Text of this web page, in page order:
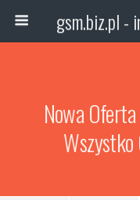
Nowa
Wszystko